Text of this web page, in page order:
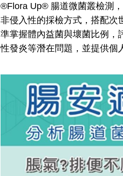
®Flora Up® 腸道微菌叢檢測
非侵入性的採檢方式，搭配次
準掌握體內益菌與壞菌比例，
性發炎等潛在問題，並提供個